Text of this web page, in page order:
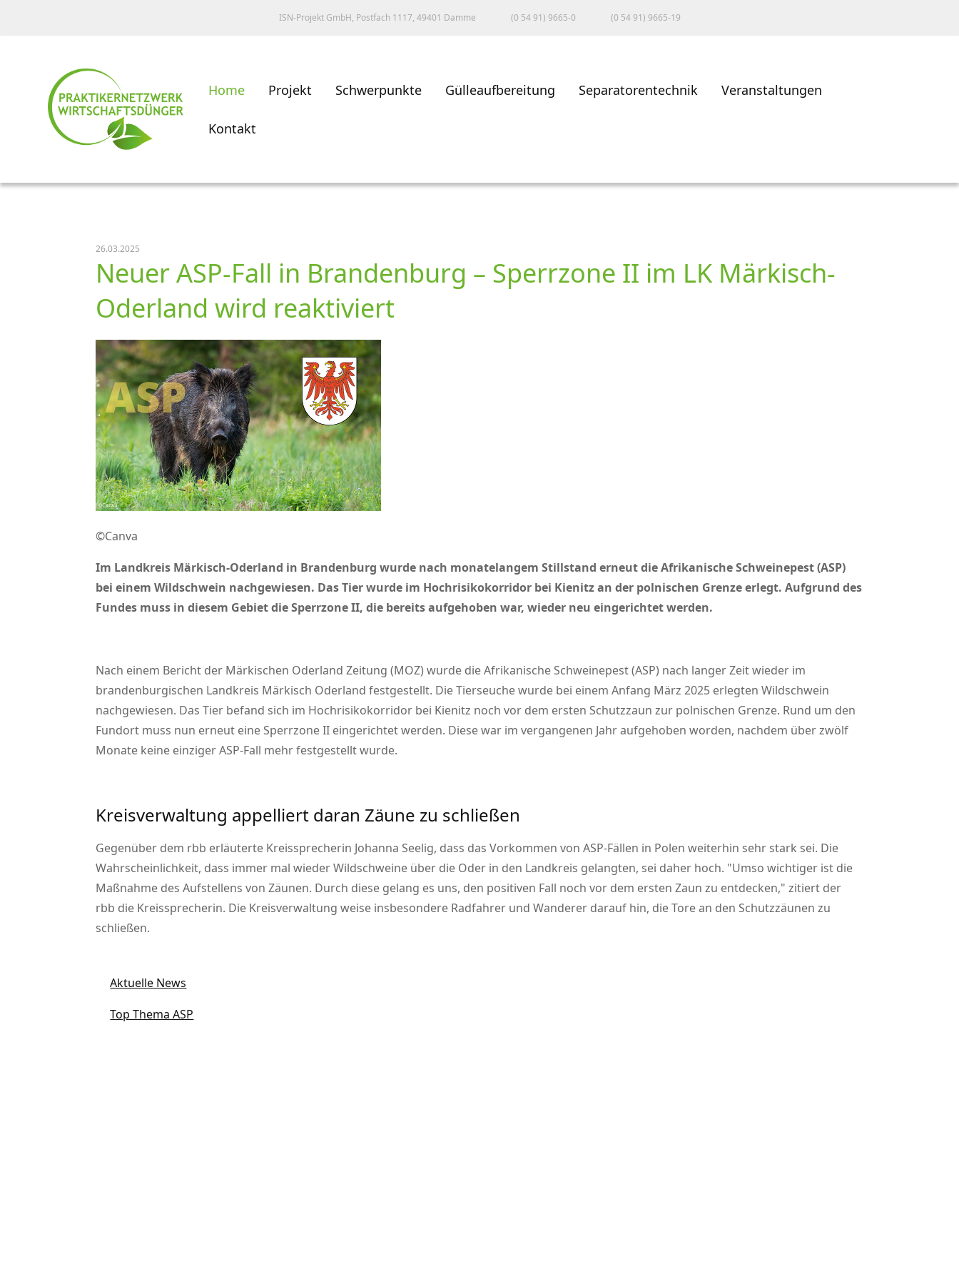
ISN-Projekt GmbH, Postfach 1117, 49401 Damme (0 54 91) 9665-0 (0 54 91) 9665-19
Home Projekt Schwerpunkte Gülleaufbereitung Separatorentechnik Veranstaltungen
Kontakt
26.03.2025
Neuer ASP-Fall in Brandenburg – Sperrzone II im LK Märkisch-
Oderland wird reaktiviert
©Canva
Im Landkreis Märkisch-Oderland in Brandenburg wurde nach monatelangem Stillstand erneut die Afrikanische Schweinepest (ASP)
bei einem Wildschwein nachgewiesen. Das Tier wurde im Hochrisikokorridor bei Kienitz an der polnischen Grenze erlegt. Aufgrund des
Fundes muss in diesem Gebiet die Sperrzone II, die bereits aufgehoben war, wieder neu eingerichtet werden.
Nach einem Bericht der Märkischen Oderland Zeitung (MOZ) wurde die Afrikanische Schweinepest (ASP) nach langer Zeit wieder im
brandenburgischen Landkreis Märkisch Oderland festgestellt. Die Tierseuche wurde bei einem Anfang März 2025 erlegten Wildschwein
nachgewiesen. Das Tier befand sich im Hochrisikokorridor bei Kienitz noch vor dem ersten Schutzzaun zur polnischen Grenze. Rund um den
Fundort muss nun erneut eine Sperrzone II eingerichtet werden. Diese war im vergangenen Jahr aufgehoben worden, nachdem über zwölf
Monate keine einziger ASP-Fall mehr festgestellt wurde.
Kreisverwaltung appelliert daran Zäune zu schließen
Gegenüber dem rbb erläuterte Kreissprecherin Johanna Seelig, dass das Vorkommen von ASP-Fällen in Polen weiterhin sehr stark sei. Die
Wahrscheinlichkeit, dass immer mal wieder Wildschweine über die Oder in den Landkreis gelangten, sei daher hoch. Umso wichtiger ist die
Maßnahme des Aufstellens von Zäunen. Durch diese gelang es uns, den positiven Fall noch vor dem ersten Zaun zu entdecken, zitiert der
rbb die Kreissprecherin. Die Kreisverwaltung weise insbesondere Radfahrer und Wanderer darauf hin, die Tore an den Schutzzäunen zu
schließen.
Aktuelle News
Top Thema ASP